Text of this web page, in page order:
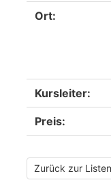
Ort:
Kursleiter:
Preis:
Zurück zur